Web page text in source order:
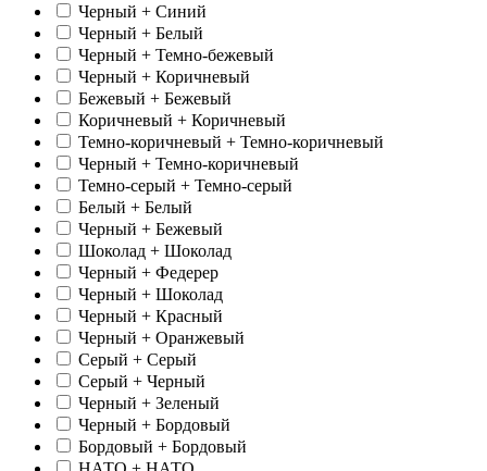
Черный + Синий
Черный + Белый
Черный + Темно-бежевый
Черный + Коричневый
Бежевый + Бежевый
Коричневый + Коричневый
Темно-коричневый + Темно-коричневый
Черный + Темно-коричневый
Темно-серый + Темно-серый
Белый + Белый
Черный + Бежевый
Шоколад + Шоколад
Черный + Федерер
Черный + Шоколад
Черный + Красный
Черный + Оранжевый
Серый + Серый
Серый + Черный
Черный + Зеленый
Черный + Бордовый
Бордовый + Бордовый